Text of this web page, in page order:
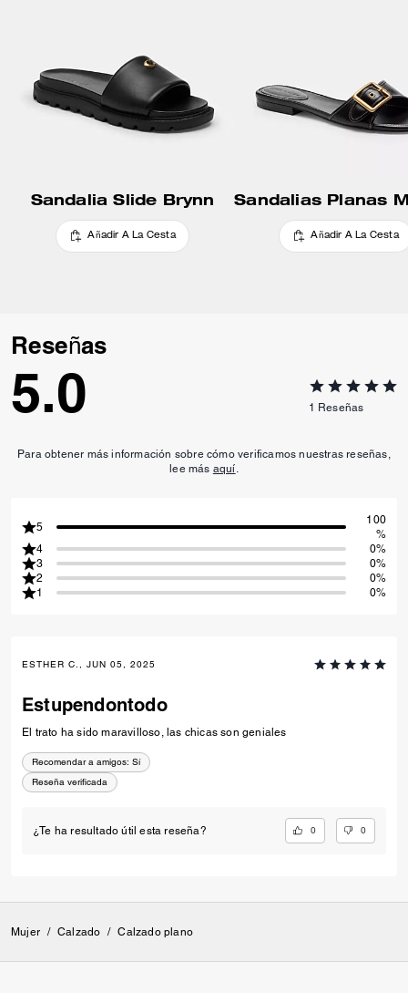
Sandalia Slide Brynn
Añadir A La Cesta
Sandalias Planas
Añadir A La Cesta
Reseñas
5.0 1 Reseñas
Para obtener más información sobre cómo verificamos nuestras reseñas,
lee más aquí.
5
100
%
4
0%
3
0%
2
0%
1
0%
ESTHER C., JUN 05, 2025
Estupendontodo
El trato ha sido maravilloso, las chicas son geniales
Recomendar a amigos: Sí
Reseña verificada
¿Te ha resultado útil esta reseña? 0 0
Mujer / Calzado / Calzado plano